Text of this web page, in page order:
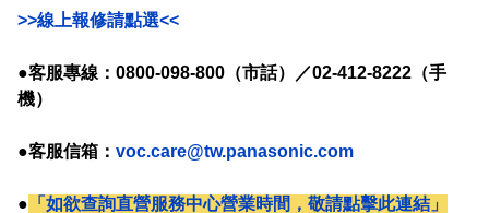
>>線上報修請點選<<
●客服專線：0800-098-800（市話）／02-412-8222（手
機）
●客服信箱： voc.care@tw.panasonic.com
● 「如欲查詢直營服務中心營業時間，敬請點擊此連結」